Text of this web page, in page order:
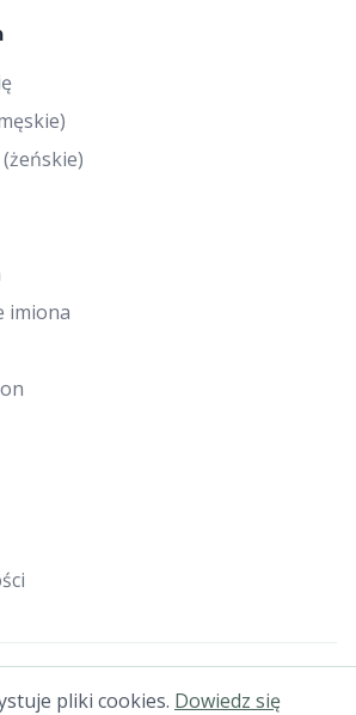
imiona
Wszelkie prawa zastrzeżone.
pliki cookies. Dowiedz się